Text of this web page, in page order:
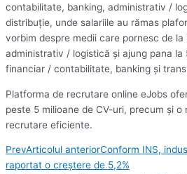
contabilitate, banking, administrativ /
distribuţie, unde salariile au rămas
vorbim despre medii care pornesc de
administrativ / logistică şi ajung pana
financiar / contabilitate, banking şi
Platforma de recrutare online eJobs
peste 5 milioane de CV-uri, precum şi o
recrutare eficiente.
PrevArticolul anteriorConform INS,
raportat o creştere de 5,2%